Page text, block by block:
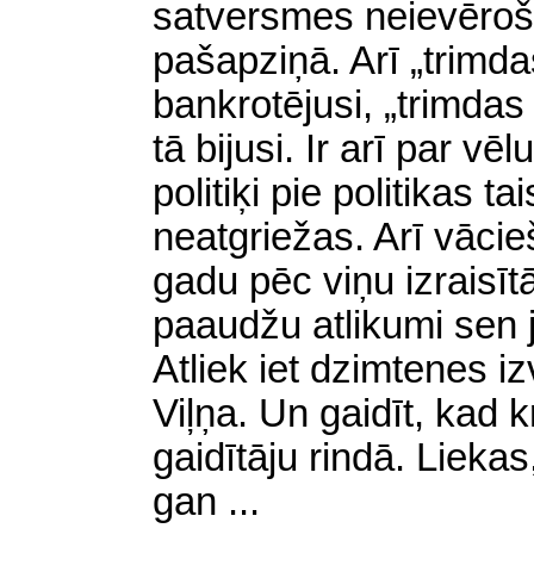
satversmes
pašapziņā. Arī
bankrotējusi,
tā bijusi. Ir arī par
politiķi pie politikas
neatgriežas. Arī
gadu pēc viņu
paaudžu atlikumi
Atliek iet dzimtenes
Viļņa. Un gaidīt, kad
gaidītāju rindā.
gan ...